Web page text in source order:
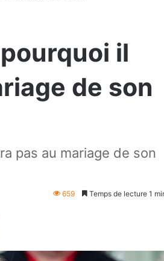
il
de son
pas au mariage de son
659 Temps de lecture 1